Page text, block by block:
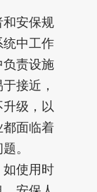
安保规
中工作
责设施
接近，
级，以
面临着
。
使用时